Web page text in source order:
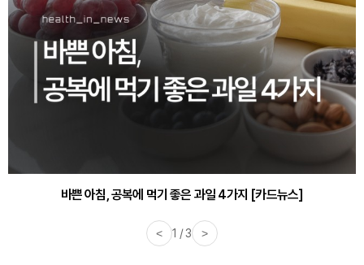
바쁜 아침, 공복에 먹기 좋은 과일 4가지 [카드뉴스]
< 1 / 3 >